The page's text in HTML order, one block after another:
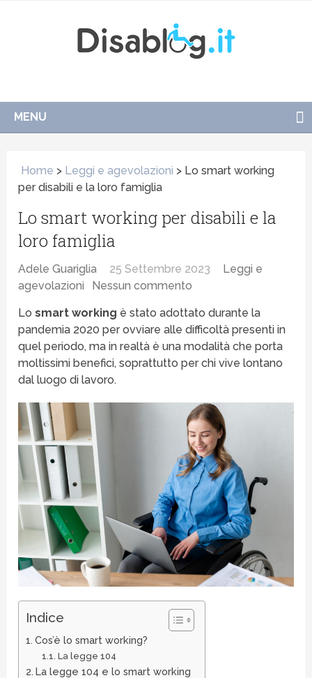
MENU
Home > Leggi e agevolazioni > Lo smart working
per disabili e la loro famiglia
Lo smart working per disabili e la
loro famiglia
Adele Guariglia 25 Settembre 2023
Leggi e
agevolazioni
Nessun commento
Losmart working è stato adottato durante la
pandemia 2020 per ovviare alle difficoltà presenti in
quel periodo, ma in realtà è una modalità che porta
moltissimi benefici, soprattutto per chi vive lontano
dal luogo di lavoro.
Indice
Cos’è lo smart working?
La legge 104
La legge 104 e lo smart working